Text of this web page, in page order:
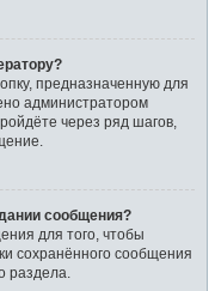
предназначенную для
администратором
через ряд шагов,
сообщения?
для того, чтобы
сохранённого сообщения
раздела.